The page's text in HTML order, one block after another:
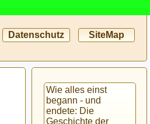
Datenschutz SiteMap
Wie alles einst
begann - und
endete: Die
Geschichte der